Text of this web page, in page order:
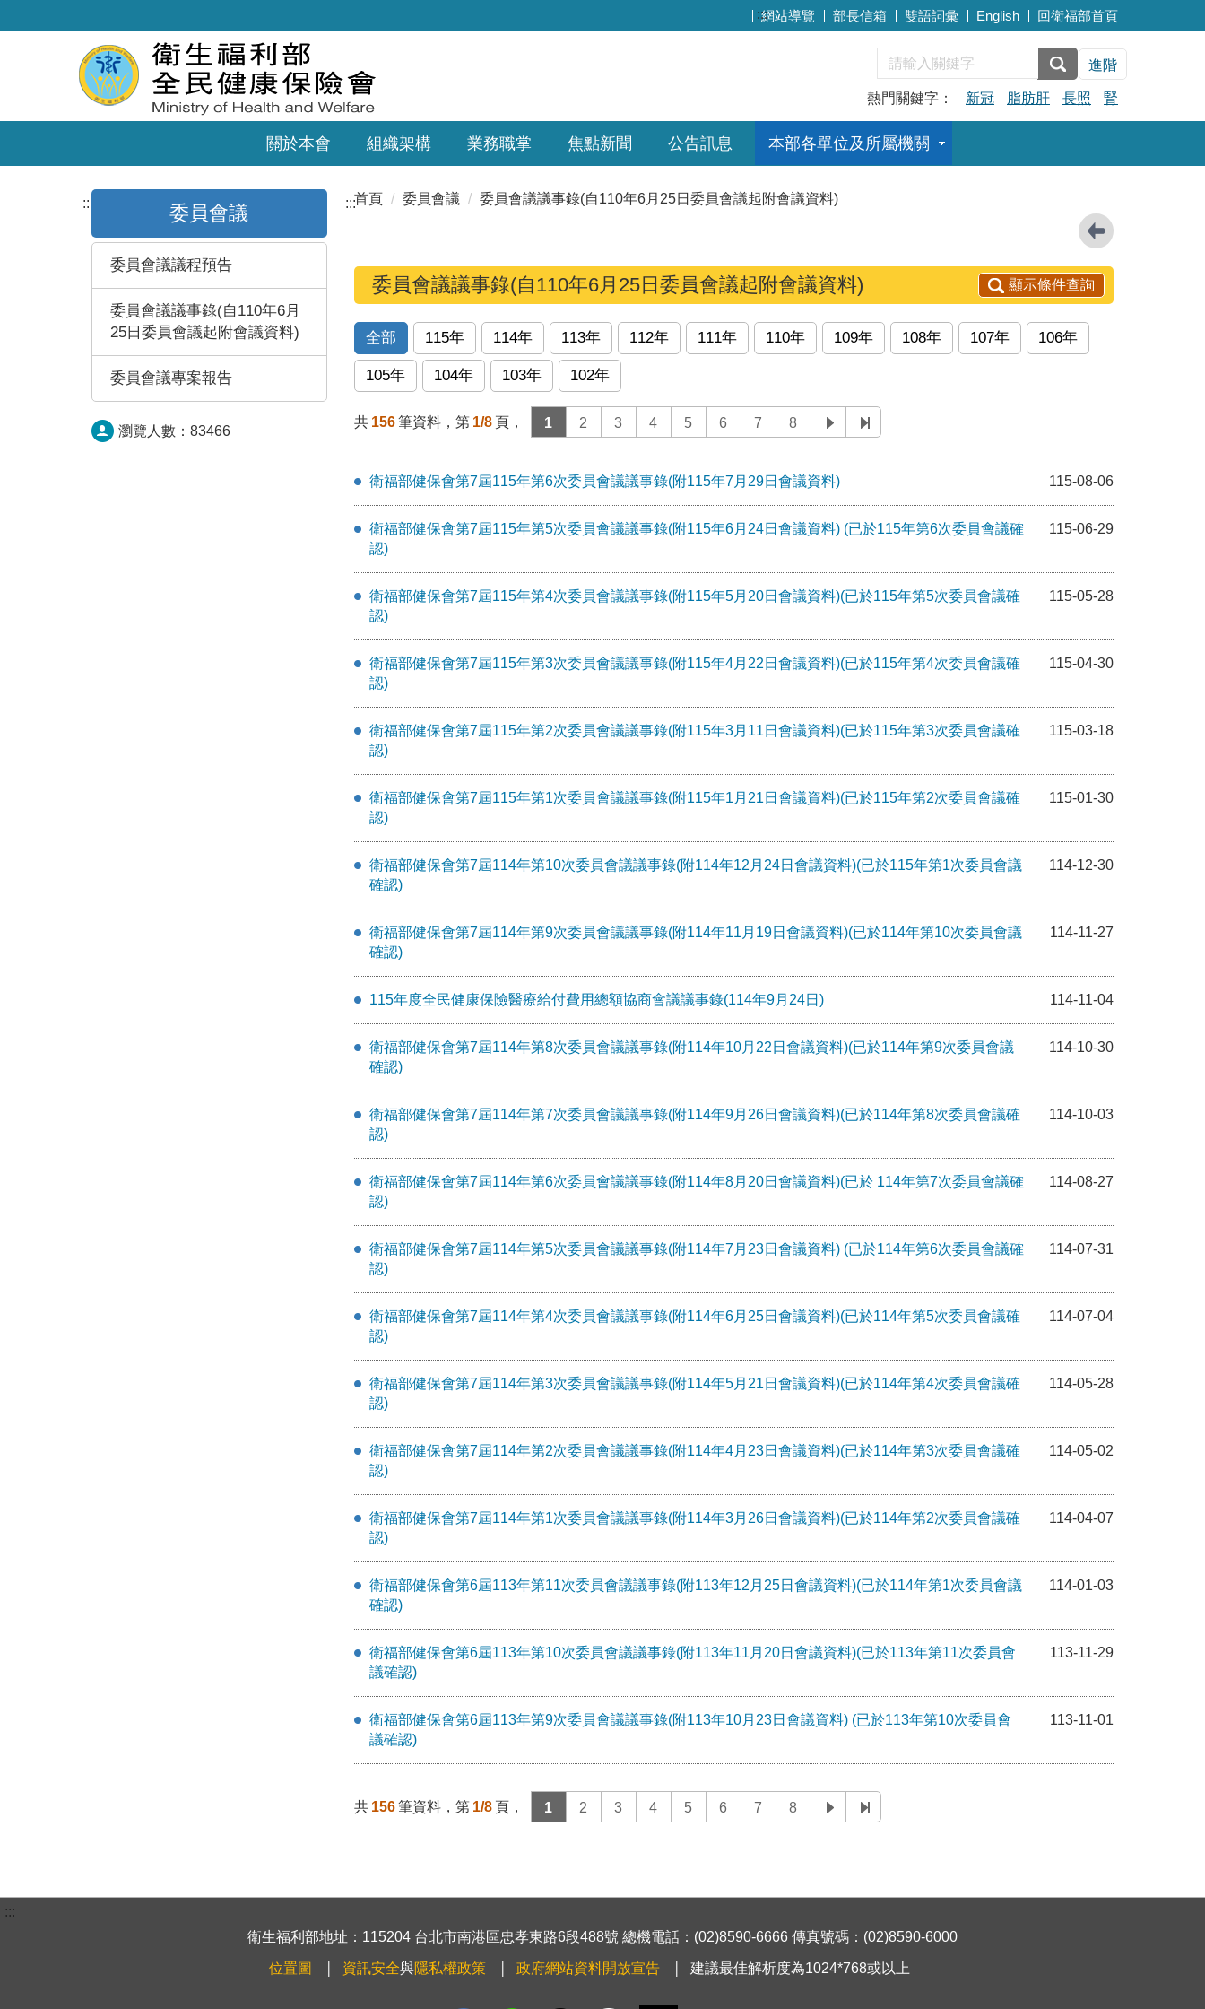
:::網站導覽 部長信箱 雙語詞彙 English 回衛福部首頁
進階
熱門關鍵字： 新冠 脂肪肝 長照 腎
關於本會 組織架構 業務職掌 焦點新聞 公告訊息 本部各單位及所屬機關
::: 委員會議
委員會議議程預告
委員會議議事錄(自110年6月
25日委員會議起附會議資料)
委員會議專案報告
瀏覽人數： 83466
:::首頁 委員會議 委員會議議事錄(自110年6月25日委員會議起附會議資料)
委員會議議事錄(自110年6月25日委員會議起附會議資料) 顯示條件查詢
全部 115年 114年 113年 112年 111年 110年 109年 108年 107年 106年
105年 104年 103年 102年
共 156 筆資料，第 1/8 頁， 1 2 3 4 5 6 7 8
衛福部健保會第7屆115年第6次委員會議議事錄(附115年7月29日會議資料) 115-08-06
衛福部健保會第7屆115年第5次委員會議議事錄(附115年6月24日會議資料) (已於115年第6次委員會議確
認)
115-06-29
衛福部健保會第7屆115年第4次委員會議議事錄(附115年5月20日會議資料)(已於115年第5次委員會議確
認)
115-05-28
衛福部健保會第7屆115年第3次委員會議議事錄(附115年4月22日會議資料)(已於115年第4次委員會議確
認)
115-04-30
衛福部健保會第7屆115年第2次委員會議議事錄(附115年3月11日會議資料)(已於115年第3次委員會議確
認)
115-03-18
衛福部健保會第7屆115年第1次委員會議議事錄(附115年1月21日會議資料)(已於115年第2次委員會議確
認)
115-01-30
衛福部健保會第7屆114年第10次委員會議議事錄(附114年12月24日會議資料)(已於115年第1次委員會議
確認)
114-12-30
衛福部健保會第7屆114年第9次委員會議議事錄(附114年11月19日會議資料)(已於114年第10次委員會議
確認)
114-11-27
115年度全民健康保險醫療給付費用總額協商會議議事錄(114年9月24日) 114-11-04
衛福部健保會第7屆114年第8次委員會議議事錄(附114年10月22日會議資料)(已於114年第9次委員會議
確認)
114-10-30
衛福部健保會第7屆114年第7次委員會議議事錄(附114年9月26日會議資料)(已於114年第8次委員會議確
認)
114-10-03
衛福部健保會第7屆114年第6次委員會議議事錄(附114年8月20日會議資料)(已於 114年第7次委員會議確
認)
114-08-27
衛福部健保會第7屆114年第5次委員會議議事錄(附114年7月23日會議資料) (已於114年第6次委員會議確
認)
114-07-31
衛福部健保會第7屆114年第4次委員會議議事錄(附114年6月25日會議資料)(已於114年第5次委員會議確
認)
114-07-04
衛福部健保會第7屆114年第3次委員會議議事錄(附114年5月21日會議資料)(已於114年第4次委員會議確
認)
114-05-28
衛福部健保會第7屆114年第2次委員會議議事錄(附114年4月23日會議資料)(已於114年第3次委員會議確
認)
114-05-02
衛福部健保會第7屆114年第1次委員會議議事錄(附114年3月26日會議資料)(已於114年第2次委員會議確
認)
114-04-07
衛福部健保會第6屆113年第11次委員會議議事錄(附113年12月25日會議資料)(已於114年第1次委員會議
確認)
114-01-03
衛福部健保會第6屆113年第10次委員會議議事錄(附113年11月20日會議資料)(已於113年第11次委員會
議確認)
113-11-29
衛福部健保會第6屆113年第9次委員會議議事錄(附113年10月23日會議資料) (已於113年第10次委員會
議確認)
113-11-01
共 156 筆資料，第 1/8 頁， 1 2 3 4 5 6 7 8
:::
衛生福利部地址：115204 台北市南港區忠孝東路6段488號 總機電話：(02)8590-6666 傳真號碼：(02)8590-6000
位置圖 資訊安全與隱私權政策 政府網站資料開放宣告 建議最佳解析度為1024*768或以上